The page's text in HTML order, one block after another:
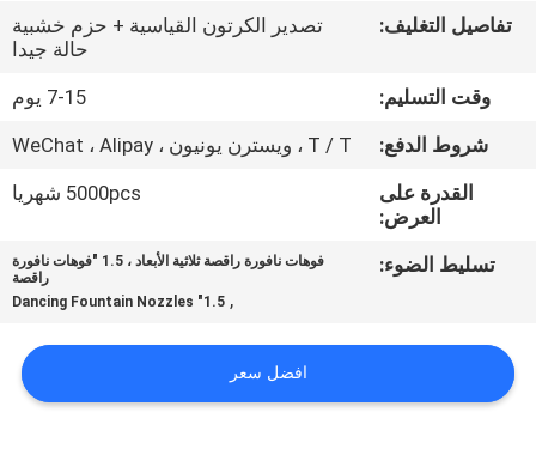
مراقبة
اتصل
اطلب
NEWS
تفاصيل التغليف:
تصدير الكرتون القياسية + حزم خشبية
حالة جيدا
وقت التسليم:
7-15 يوم
شروط الدفع:
T / T ، ويسترن يونيون ، WeChat ، Alipay
القدرة على
العرض:
5000pcs شهريا
تسليط الضوء:
فوهات نافورة راقصة ثلاثية الأبعاد ، 1.5 "فوهات نافورة
راقصة
,
1.5" Dancing Fountain Nozzles
افضل سعر